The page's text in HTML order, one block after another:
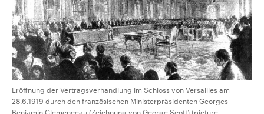
Eröffnung der Vertragsverhandlung im Schloss von Versailles am
28.6.1919 durch den französischen Ministerpräsidenten Georges
Benjamin Clemenceau (Zeichnung von George Scott) (picture